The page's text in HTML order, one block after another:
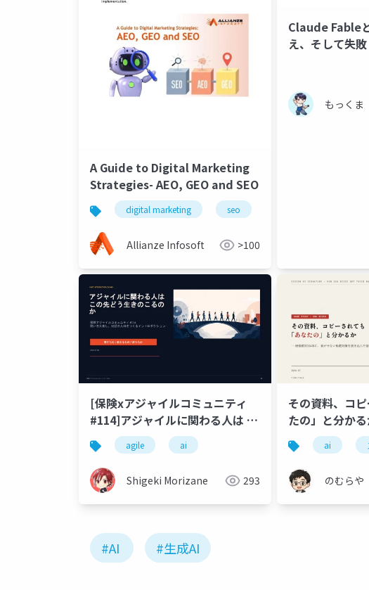
A Guide to Digital Marketing
Strategies- AEO, GEO and SEO
digital marketing seo
Allianze Infosoft >100
Claude Fable
え、そして失
もっくま
[保険xアジャイルコミュニティ
#114]アジャイルに関わる人は こ
の先どう生きのこるのか
agile ai
Shigeki Morizane 293
その資料、コ
たの」と分か
転載対策を焼
ai
のむらや
#AI #生成AI